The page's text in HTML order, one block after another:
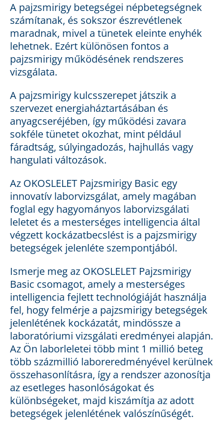
A pajzsmirigy betegségei népbetegségnek
számítanak, és sokszor észrevétlenek
maradnak, mivel a tünetek eleinte enyhék
lehetnek. Ezért különösen fontos a
pajzsmirigy működésének rendszeres
vizsgálata.
A pajzsmirigy kulcsszerepet játszik a
szervezet energiaháztartásában és
anyagcseréjében, így működési zavara
sokféle tünetet okozhat, mint például
fáradtság, súlyingadozás, hajhullás vagy
hangulati változások.
Az OKOSLELET Pajzsmirigy Basic egy
innovatív laborvizsgálat, amely magában
foglal egy hagyományos laborvizsgálati
leletet és a mesterséges intelligencia által
végzett kockázatbecslést is a pajzsmirigy
betegségek jelenléte szempontjából.
Ismerje meg az OKOSLELET Pajzsmirigy
Basic csomagot, amely a mesterséges
intelligencia fejlett technológiáját használja
fel, hogy felmérje a pajzsmirigy betegségek
jelenlétének kockázatát, mindössze a
laboratóriumi vizsgálati eredményei alapján.
Az Ön laborleletei több mint 1 millió beteg
több százmillió laboreredményével kerülnek
összehasonlításra, így a rendszer azonosítja
az esetleges hasonlóságokat és
különbségeket, majd kiszámítja az adott
betegségek jelenlétének valószínűségét.